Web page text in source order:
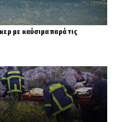
με καύσιμα παρά τις